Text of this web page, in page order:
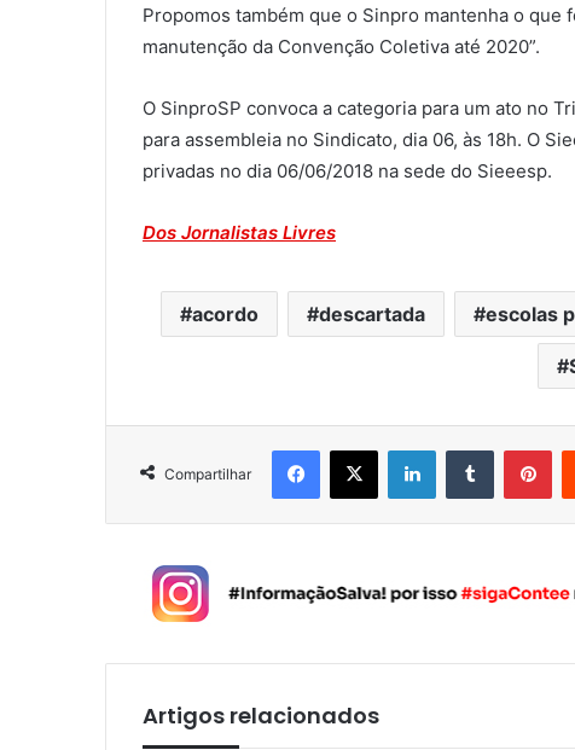
Propomos também que o Sinpro mantenha o que
manutenção da Convenção Coletiva até 2020”.
O SinproSP convoca a categoria para um ato no
para assembleia no Sindicato, dia 06, às 18h. O
privadas no dia 06/06/2018 na sede do Sieeesp.
Dos Jornalistas Livres
acordo descartada escolas
Compartilhar
Artigos relacionados